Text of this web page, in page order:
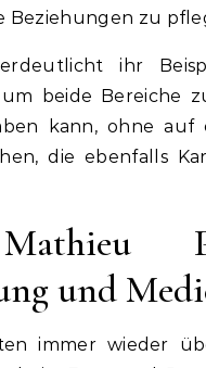
Beziehungen zu
ihr
beide Bereiche
kann, ohne auf
die ebenfalls
und
immer wieder